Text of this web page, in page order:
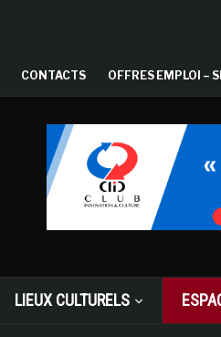
CONTACTS OFFRES EMPLOI –
LIEUX CULTURELS